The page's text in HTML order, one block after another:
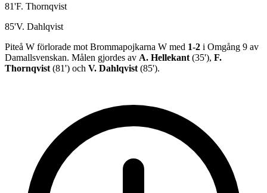
81'F. Thornqvist
85'V. Dahlqvist
Piteå W förlorade mot Brommapojkarna W med 1-2 i Omgång 9 av
Damallsvenskan. Målen gjordes av A. Hellekant (35'), F.
Thornqvist (81') och V. Dahlqvist (85').